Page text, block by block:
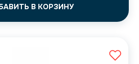
В КОРЗИНУ